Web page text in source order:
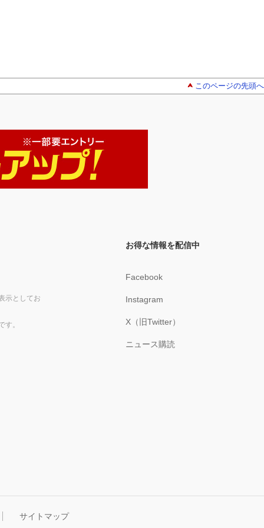
このページの先頭へ
示としてお
す。
お得な情報を配信中
Facebook
Instagram
X（旧Twitter）
ニュース購読
サイトマップ